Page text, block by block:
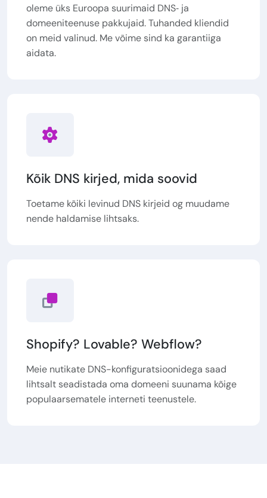
oleme üks Euroopa suurimaid DNS‑ ja
domeeniteenuse pakkujaid. Tuhanded kliendid
on meid valinud. Me võime sind ka garantiiga
aidata.
Kõik DNS kirjed, mida soovid
Toetame kõiki levinud DNS kirjeid og muudame
nende haldamise lihtsaks.
Shopify? Lovable? Webflow?
Meie nutikate DNS-konfiguratsioonidega saad
lihtsalt seadistada oma domeeni suunama kõige
populaarsematele interneti teenustele.